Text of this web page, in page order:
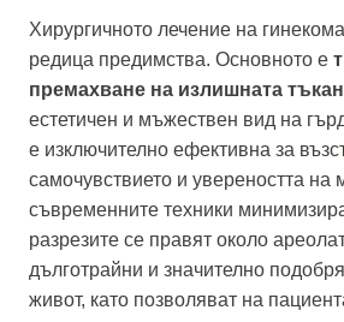
Хирургичното лечение на
редица предимства. Основното е
премахване на излишната тъкан
естетичен и мъжествен вид на
е изключително ефективна за
самочувствието и увереността
съвременните техники
разрезите се правят около
дълготрайни и значително
живот, като позволяват на